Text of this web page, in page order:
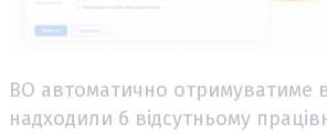
ВО автоматично отримуватиме
надходили б відсутньому